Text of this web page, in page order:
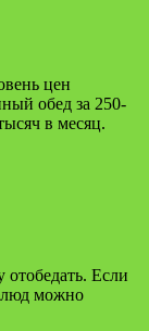
цен
обед за 250-
в месяц.
Если
можно